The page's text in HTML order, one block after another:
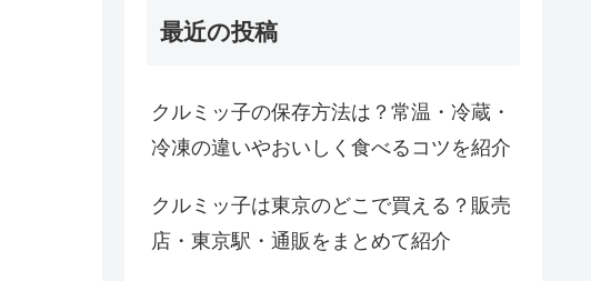
最近の投稿
クルミッ子の保存方法は？常温・冷蔵・
冷凍の違いやおいしく食べるコツを紹介
クルミッ子は東京のどこで買える？販売
店・東京駅・通販をまとめて紹介